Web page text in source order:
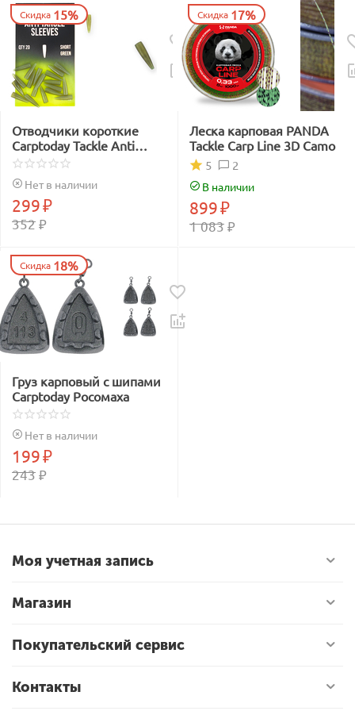
Скидка 15%
Отводчики короткие
Carptoday Tackle Anti
Tangle Sleeves Short
зелёные
Нет в наличии
352₽
299₽
Скидка 17%
Леска карповая PANDA
Tackle Carp Line 3D Camo
2
5
В наличии
1 083₽
899₽
Скидка 18%
Груз карповый с шипами
Carptoday Росомаха
Нет в наличии
243₽
199₽
Моя учетная запись
Магазин
Покупательский сервис
Контакты